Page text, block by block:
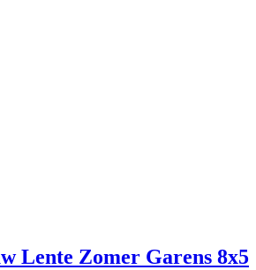
Lente Zomer Garens 8x5